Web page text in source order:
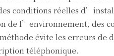
conditions réelles
de l’environnement, des
évite les erreurs de
téléphonique.